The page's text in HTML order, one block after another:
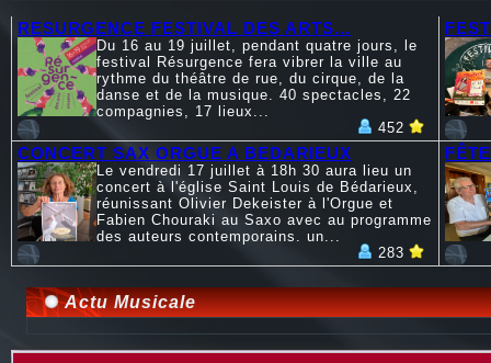
RESURGENCE FESTIVAL DES ARTS...
Du 16 au 19 juillet, pendant quatre jours, le
festival Résurgence fera vibrer la ville au
rythme du théâtre de rue, du cirque, de la
danse et de la musique. 40 spectacles, 22
compagnies, 17 lieux...
452
CONCERT SAX ORGUE A BEDARIEUX
Le vendredi 17 juillet à 18h 30 aura lieu un
concert à l'église Saint Louis de Bédarieux,
réunissant Olivier Dekeister à l'Orgue et
Fabien Chouraki au Saxo avec au programme
des auteurs contemporains. un...
283
Actu Musicale